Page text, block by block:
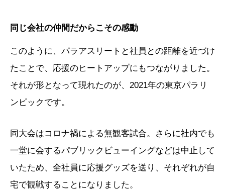
同じ会社の仲間だからこその感動
このように、パラアスリートと社員との距離を近づけ
たことで、応援のヒートアップにもつながりました。
それが形となって現れたのが、2021年の東京パラリ
ンピックです。
同大会はコロナ禍による無観客試合。さらに社内でも
一堂に会するパブリックビューイングなどは中止して
いたため、全社員に応援グッズを送り、それぞれが自
宅で観戦することになりました。